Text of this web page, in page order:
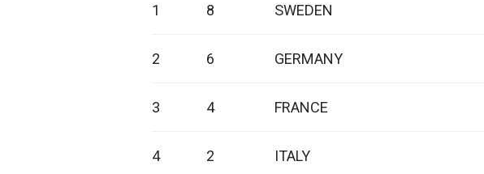
1 8 SWEDEN
2 6 GERMANY
3 4 FRANCE
4 2 ITALY